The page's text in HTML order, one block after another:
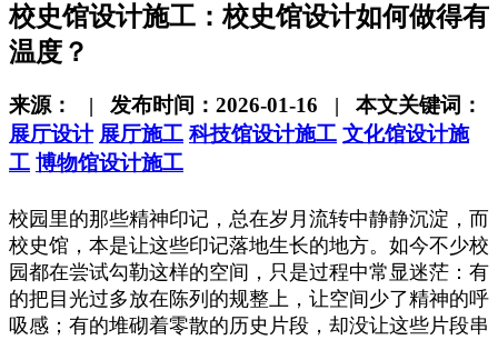
校史馆设计施工：校史馆设计如何做得有
温度？
来源： | 发布时间：2026-01-16 | 本文关键词：
展厅设计 展厅施工 科技馆设计施工 文化馆设计施
工 博物馆设计施工
校园里的那些精神印记，总在岁月流转中静静沉淀，而
校史馆，本是让这些印记落地生长的地方。如今不少校
园都在尝试勾勒这样的空间，只是过程中常显迷茫：有
的把目光过多放在陈列的规整上，让空间少了精神的呼
吸感；有的堆砌着零散的历史片段，却没让这些片段串